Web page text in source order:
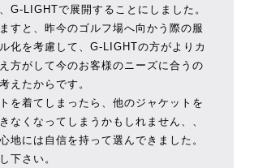
G-LIGHTで展開することにしました。
すと、昨今のゴルフ場へ向かう際の服
化を考慮して、G-LIGHTの方がよりカ
方がして今のお客様のニーズに合うの
えたからです。
を着てしまったら、他のジャケットを
なくなってしまうかもしれません、、
地には自信を持って選んできました。
下さい。